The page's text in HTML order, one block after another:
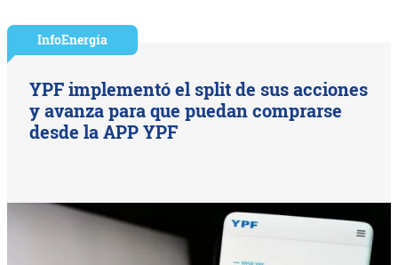
InfoEnergía
YPF implementó el split de sus acciones
y avanza para que puedan comprarse
desde la APP YPF